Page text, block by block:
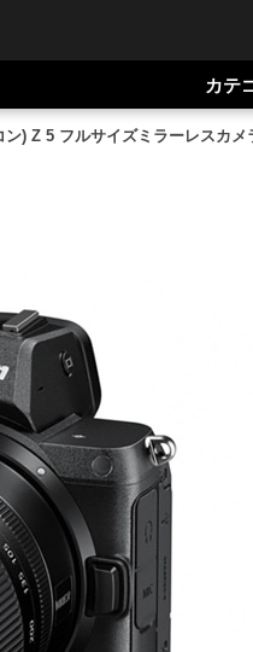
カテ
) Z 5 フルサイズミラーレスカメ